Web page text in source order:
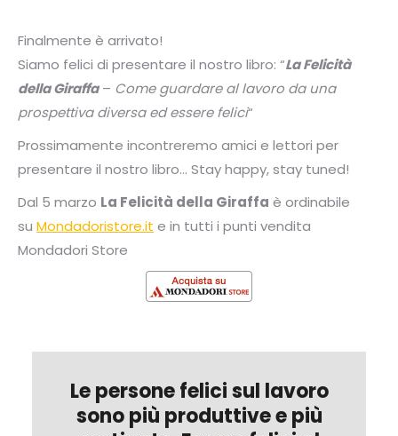
Finalmente è arrivato!
Siamo felici di presentare il nostro libro: “La Felicità
della Giraffa– Come guardare al lavoro da una
prospettiva diversa ed essere felici“
Prossimamente incontreremo amici e lettori per
presentare il nostro libro… Stay happy, stay tuned!
Dal 5 marzo La Felicità della Giraffa è ordinabile
su Mondadoristore.it e in tutti i punti vendita
Mondadori Store
Le persone felici sul lavoro
sono più produttive e più